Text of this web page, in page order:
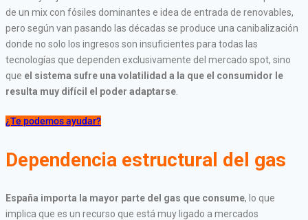
de un mix con fósiles dominantes e idea de entrada de renovables,
pero según van pasando las décadas se produce una canibalización
donde no solo los ingresos son insuficientes para todas las
tecnologías que dependen exclusivamente del mercado spot, sino
que el sistema sufre una volatilidad a la que el consumidor le
resulta muy difícil el poder adaptarse.
¿Te podemos ayudar?
Dependencia estructural del gas
España importa la mayor parte del gas que consume, lo que
implica que es un recurso que está muy ligado a mercados